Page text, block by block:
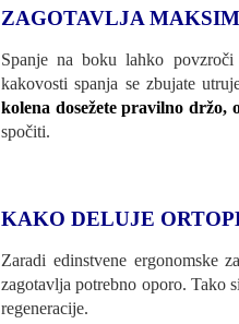
ZAGOTAVLJA
Spanje na boku lahko
kakovosti spanja se zbujate
kolena dosežete pravilno držo,
spočiti.
KAKO DELUJE
Zaradi edinstvene ergonomske
zagotavlja potrebno oporo. Tako
regeneracije.